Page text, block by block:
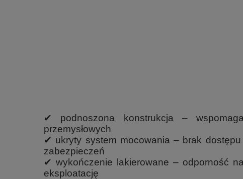
✔ podnoszona konstrukcja –
przemysłowych
✔ ukryty system mocowania – brak
zabezpieczeń
✔ wykończenie lakierowane – odporność
eksploatację